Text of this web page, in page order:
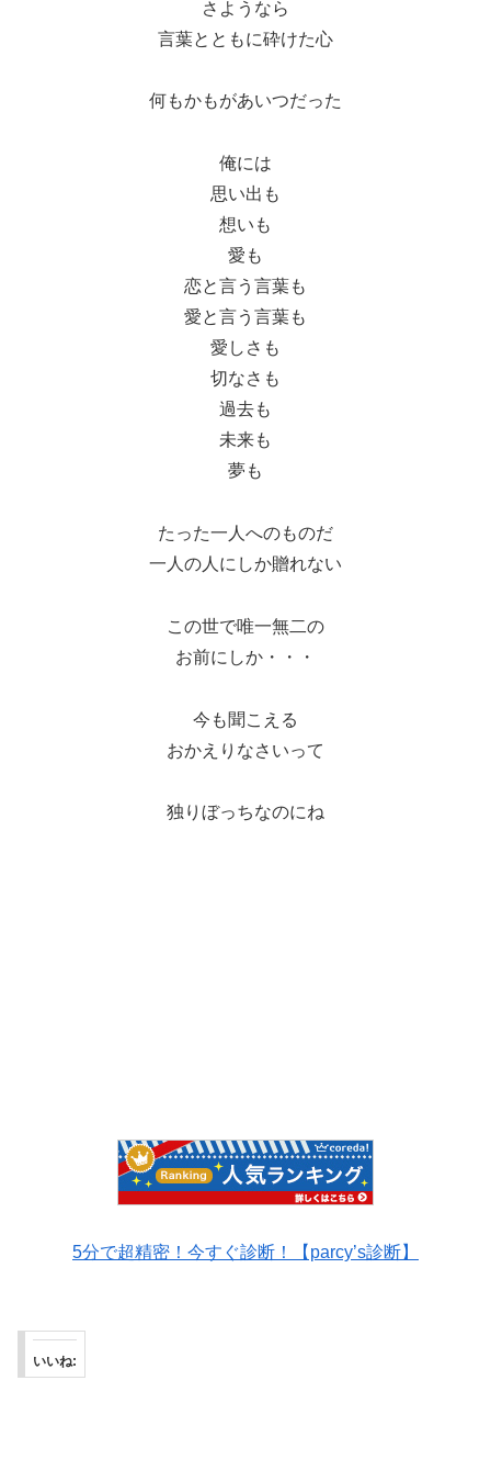
さようなら
言葉とともに砕けた心
何もかもがあいつだった
俺には
思い出も
想いも
愛も
恋と言う言葉も
愛と言う言葉も
愛しさも
切なさも
過去も
未来も
夢も
たった一人へのものだ
一人の人にしか贈れない
この世で唯一無二の
お前にしか・・・
今も聞こえる
おかえりなさいって
独りぼっちなのにね
5分で超精密！今すぐ診断！【parcy’s診断】
いいね: